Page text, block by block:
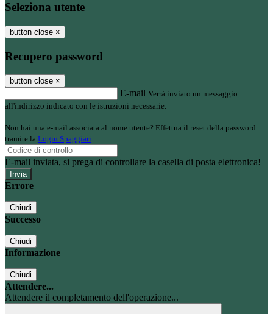
Seleziona utente
button close ×
Recupero password
button close ×
E-mail Verrà inviato un messaggio
all'indirizzo indicato con le istruzioni necessarie.
Non hai una e-mail associata al nome utente? Effettua il reset della password
tramite la Login Spaggiari
E-mail inviata, si prega di controllare la casella di posta elettronica!
Errore
Chiudi
Successo
Chiudi
Informazione
Chiudi
Attendere...
Attendere il completamento dell'operazione...